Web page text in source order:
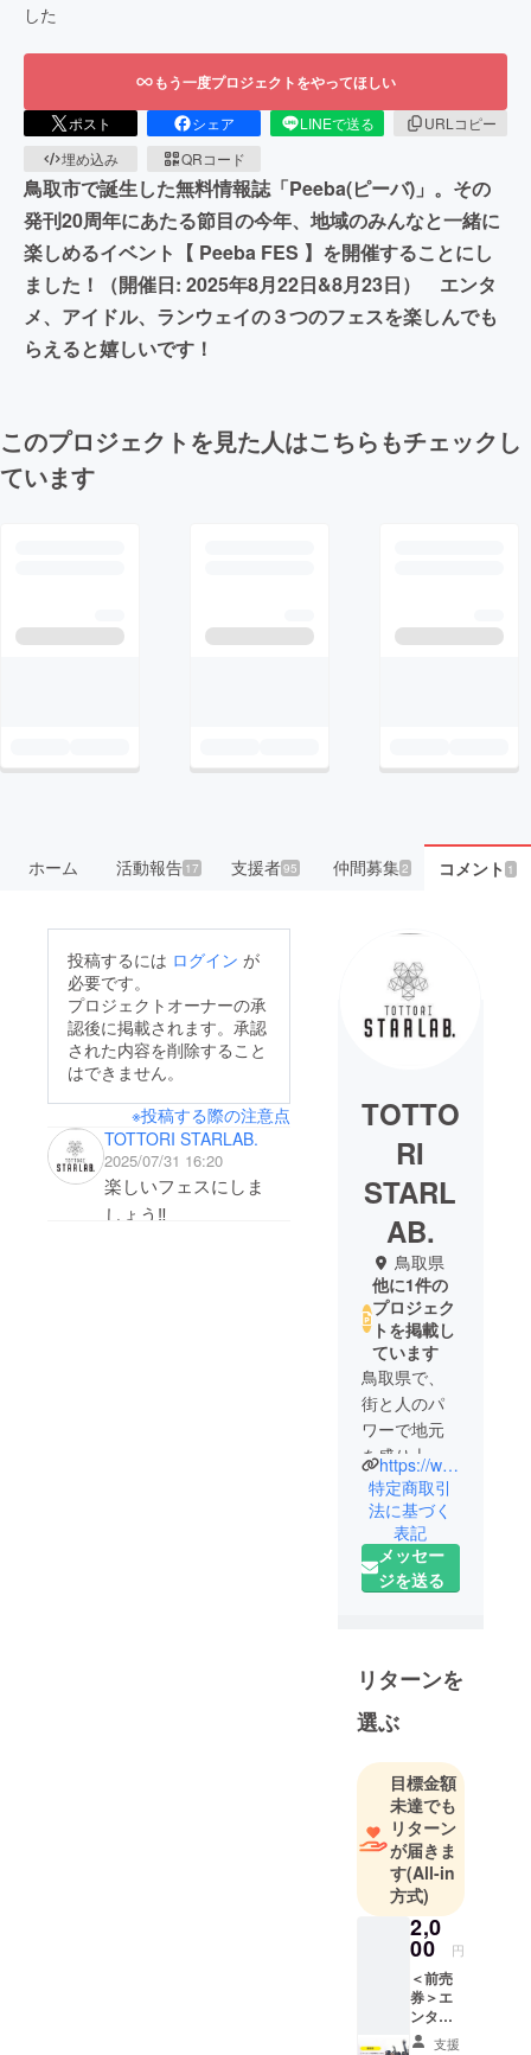
した
もう一度プロジェクトをやってほしい
ポスト シェア LINEで送る
URLコピー
埋め込み
QRコード
鳥取市で誕生した無料情報誌「Peeba(ピーバ)」。その
発刊20周年にあたる節目の今年、地域のみんなと一緒に
楽しめるイベント【 Peeba FES 】を開催することにし
ました！（開催日: 2025年8月22日&8月23日） エンタ
メ、アイドル、ランウェイの３つのフェスを楽しんでも
らえると嬉しいです！
このプロジェクトを見た人はこちらもチェックし
ています
ホーム 活動報告17 支援者95 仲間募集 2 コメント 1
投稿するには ログイン が
必要です。
プロジェクトオーナーの承
認後に掲載されます。承認
された内容を削除すること
はできません。
※投稿する際の注意点
TOTTORI STARLAB.
2025/07/31 16:20
楽しいフェスにしま
しょう‼️
TOTTO
RI
STARL
AB.
鳥取県
他に1件の
プロジェク
トを掲載し
ています
鳥取県で、
街と人のパ
ワーで地元
を盛り上げ
たいと、芸
能養成所兼
事務所
「トットリ
スターラ
を運営して
おります。
一昔前に発
情報誌Peeba
の創刊20周
年を記念し
たPeeba
FESや、地元
新聞社との
コラボアイ
ドル「SEA
BLOOM」な
ど、地域が
元気になる
https://www.instagram.com/tottoristarlab.event/
特定商取引
法に基づく
表記
メッセー
ジを送る
リターンを
選ぶ
目標金額
未達でも
リターン
が届きま
す(All-in
方式)
2,0
00 円
＜前売
券＞エ
ンタメ
フェス
支援